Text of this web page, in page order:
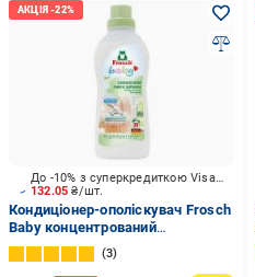
132.05₴/шт.
До -10% з суперкредиткою Visa Вигода
Кондиціонер-ополіскувач Frosch
Baby концентрований
ополіскувач для білизни 0,75 л
3